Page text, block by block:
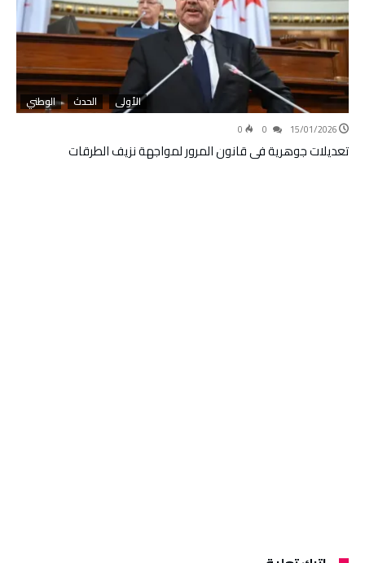
الأولى الحدث الوطني
15/01/2026
0
تعديلات جوهرية في قانون المرور لمواجهة نزيف الطرقات